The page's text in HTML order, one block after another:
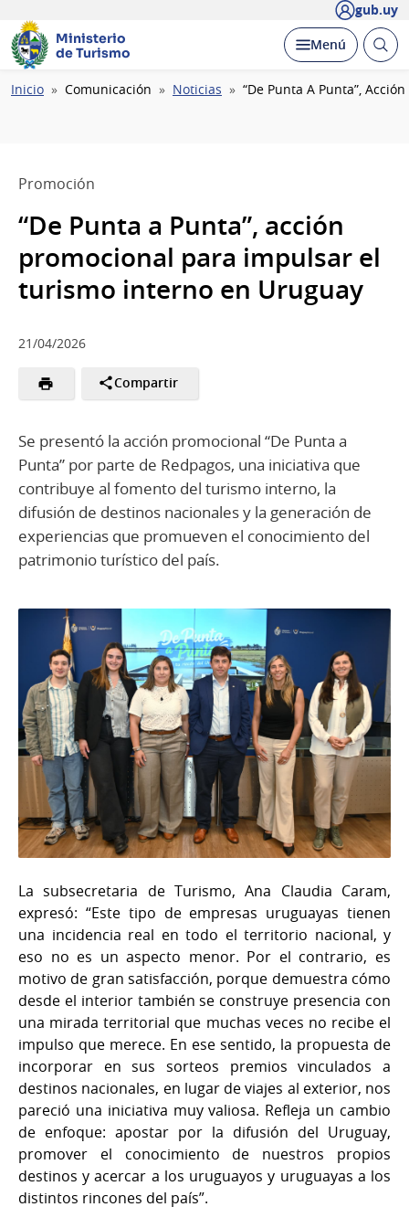
gub.uy
Ministerio
de Turismo
Desplegar
Menú Abrir
Ruta
Inicio Comunicación Noticias “De Punta A Punta”,
Promoción
“De Punta a Punta”, acción
promocional para impulsar el
turismo interno en Uruguay
21/04/2026
Compartir
Se presentó la acción promocional “De Punta a
Punta” por parte de Redpagos, una iniciativa que
contribuye al fomento del turismo interno, la
difusión de destinos nacionales y la generación de
experiencias que promueven el conocimiento del
patrimonio turístico del país.
La subsecretaria de Turismo, Ana Claudia Caram,
expresó: “Este tipo de empresas uruguayas tienen
una incidencia real en todo el territorio nacional, y
eso no es un aspecto menor. Por el contrario, es
motivo de gran satisfacción, porque demuestra cómo
desde el interior también se construye presencia con
una mirada territorial que muchas veces no recibe el
impulso que merece. En ese sentido, la propuesta de
incorporar en sus sorteos premios vinculados a
destinos nacionales, en lugar de viajes al exterior, nos
pareció una iniciativa muy valiosa. Refleja un cambio
de enfoque: apostar por la difusión del Uruguay,
promover el conocimiento de nuestros propios
destinos y acercar a los uruguayos y uruguayas a los
distintos rincones del país”.